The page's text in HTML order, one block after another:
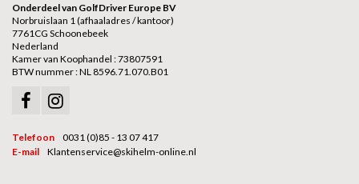
Onderdeel van GolfDriver Europe BV
Norbruislaan 1 (afhaaladres / kantoor)
7761CG Schoonebeek
Nederland
Kamer van Koophandel : 73807591
BTW nummer : NL 8596.71.070.B01
Telefoon
0031 (0)85 - 13 07 417
E-mail
Klantenservice@skihelm-online.nl